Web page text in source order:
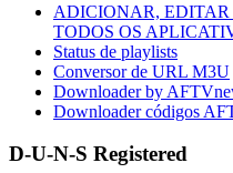
ADICIONAR,
TODOS OS
Status de playlists
Conversor de URL M3U
Downloader by
Downloader códigos
D-U-N-S Registered